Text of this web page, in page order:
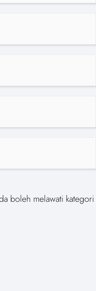
boleh melawati kategori